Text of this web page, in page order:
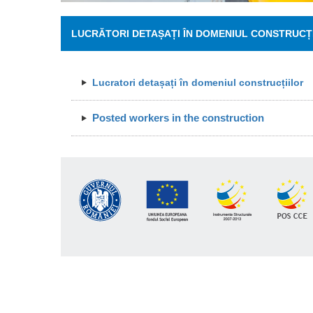
LUCRĂTORI DETAȘAȚI ÎN DOMENIUL
Lucratori detașați în domeniul construcțiilor
Posted workers in the construction